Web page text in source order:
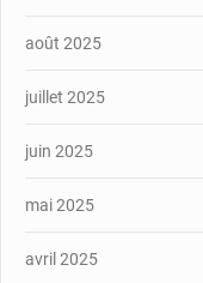
août 2025
juillet 2025
juin 2025
mai 2025
avril 2025